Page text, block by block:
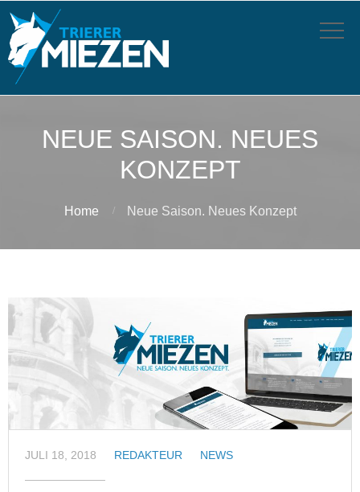
NEUE SAISON. NEUES
KONZEPT
Home Neue Saison. Neues Konzept
JULI 18, 2018 REDAKTEUR NEWS